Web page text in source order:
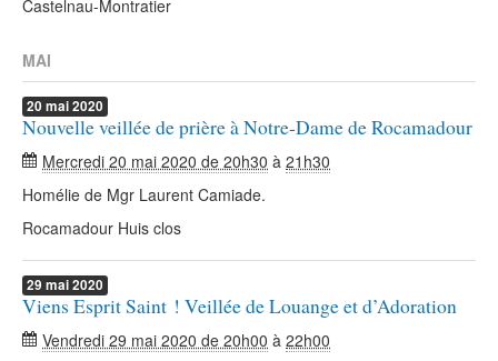
Castelnau-Montratier
MAI
20 mai2020
Nouvelle veillée de prière à Notre-Dame de Rocamadour
Mercredi 20 mai 2020 de 20h30 à 21h30
Homélie de Mgr Laurent Camiade.
Rocamadour Huis clos
29 mai2020
Viens Esprit Saint ! Veillée de Louange et d’Adoration
Vendredi 29 mai 2020 de 20h00 à 22h00